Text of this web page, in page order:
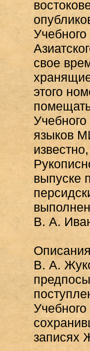
свое
этого
языков
выпуске
В. А.
В. А.
записях